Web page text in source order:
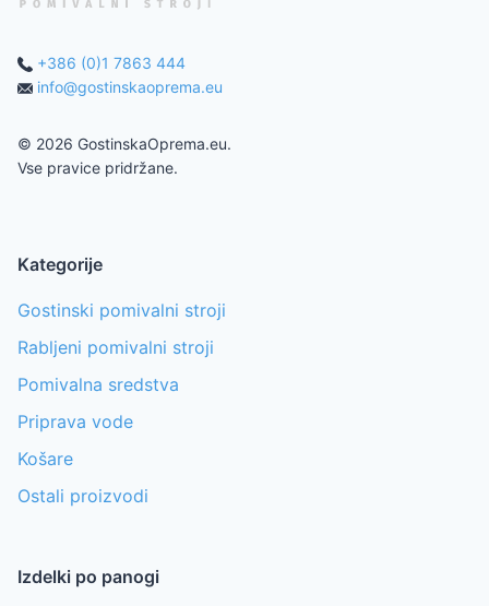
+386 (0)1 7863 444
info@gostinskaoprema.eu
© 2026 GostinskaOprema.eu.
Vse pravice pridržane.
Kategorije
Gostinski pomivalni stroji
Rabljeni pomivalni stroji
Pomivalna sredstva
Priprava vode
Košare
Ostali proizvodi
Izdelki po panogi